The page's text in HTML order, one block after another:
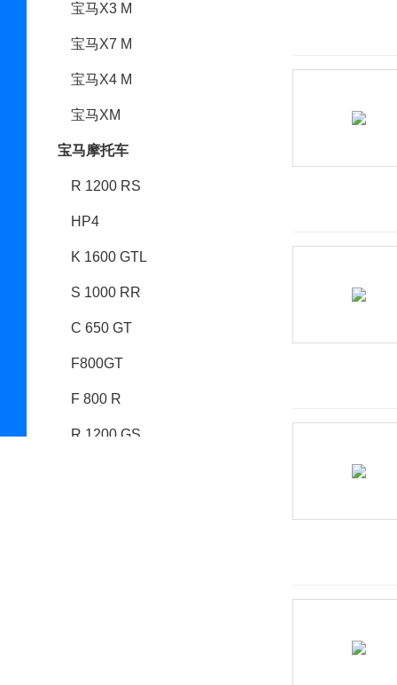
宝马X3 M
宝马X7 M
宝马X4 M
宝马XM
宝马摩托车
R 1200 RS
HP4
K 1600 GTL
S 1000 RR
C 650 GT
F800GT
F 800 R
R 1200 GS